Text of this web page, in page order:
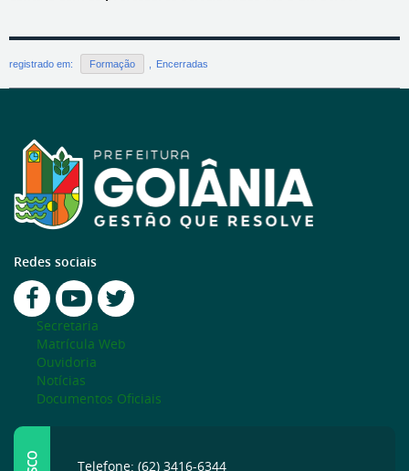
registrado em: Formação Encerradas
Redes sociais
Secretaria
Matrícula Web
Ouvidoria
Notícias
Documentos Oficiais
Telefone: (62) 3416-6344